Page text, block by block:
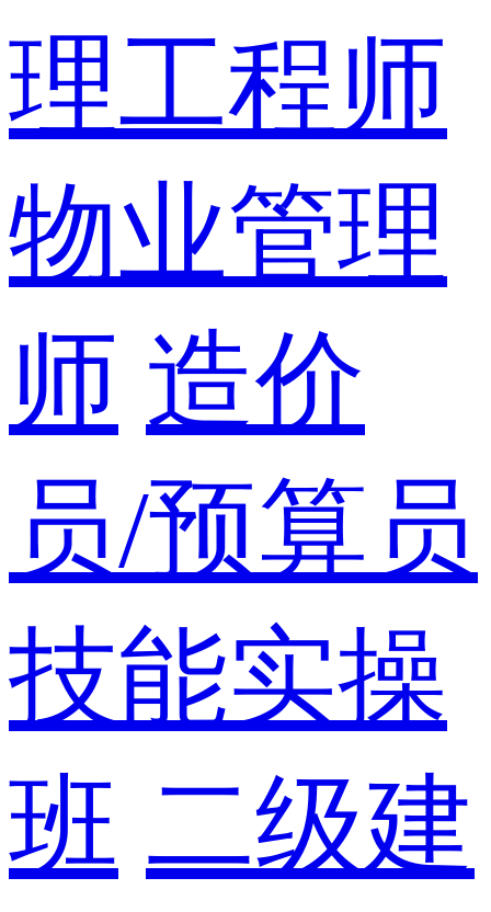
理工程师
物业管理
师 造价
员/预算员
技能实操
班 二级建